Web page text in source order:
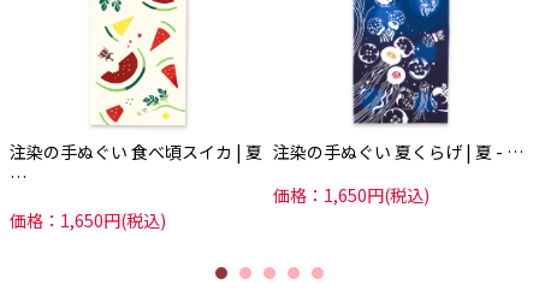
注染の手ぬぐい 食べ頃スイカ | 夏
…
価格：1,650円(税込)
注染の手ぬぐい 夏くらげ | 夏 - …
価格：1,650円(税込)